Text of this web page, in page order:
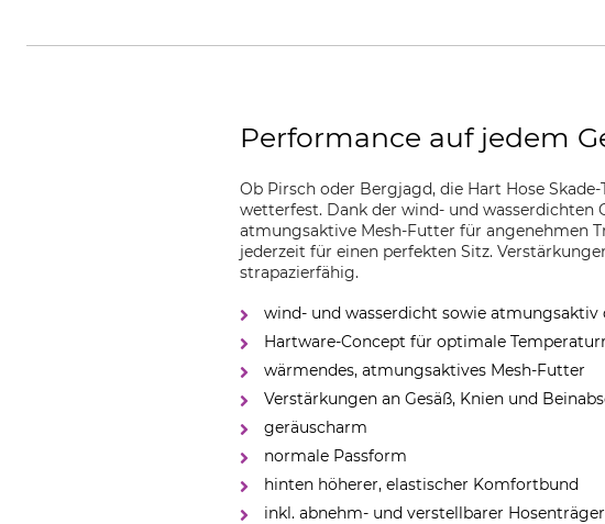
Performance auf jedem
Ob Pirsch oder Bergjagd, die Hart Hose
wetterfest. Dank der wind- und wasserdichten
atmungsaktive Mesh-Futter für angenehmen
jederzeit für einen perfekten Sitz.
strapazierfähig.
wind- und wasserdicht sowie
Hartware-Concept für optimale
wärmendes, atmungsaktives Mesh-Futter
Verstärkungen an Gesäß, Knien und
geräuscharm
normale Passform
hinten höherer, elastischer Komfortbund
inkl. abnehm- und verstellbarer Hosenträger